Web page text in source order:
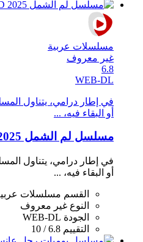
مسلسلات عربية
غير معروف
6.8
WEB-DL
في إطار درامي، يتناول
أو البقاء فيه، ...
مسلسل لم الشمل 2025 HD
في إطار درامي، يتناول
أو البقاء فيه، ...
القسم مسلسلات
النوع غير معروف
الجودة WEB-DL
التقييم 6.8 / 10